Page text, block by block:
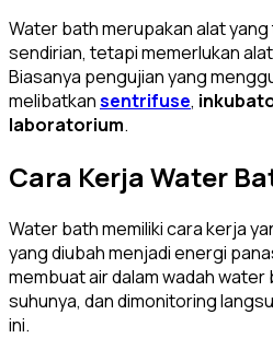
Water bath merupakan alat
sendirian, tetapi memerlukan
Biasanya pengujian yang
melibatkansentrifuse,
laboratorium.
Cara Kerja Water
Water bath memiliki cara kerja
yang diubah menjadi energi
membuat air dalam wadah
suhunya, dan dimonitoring
ini.